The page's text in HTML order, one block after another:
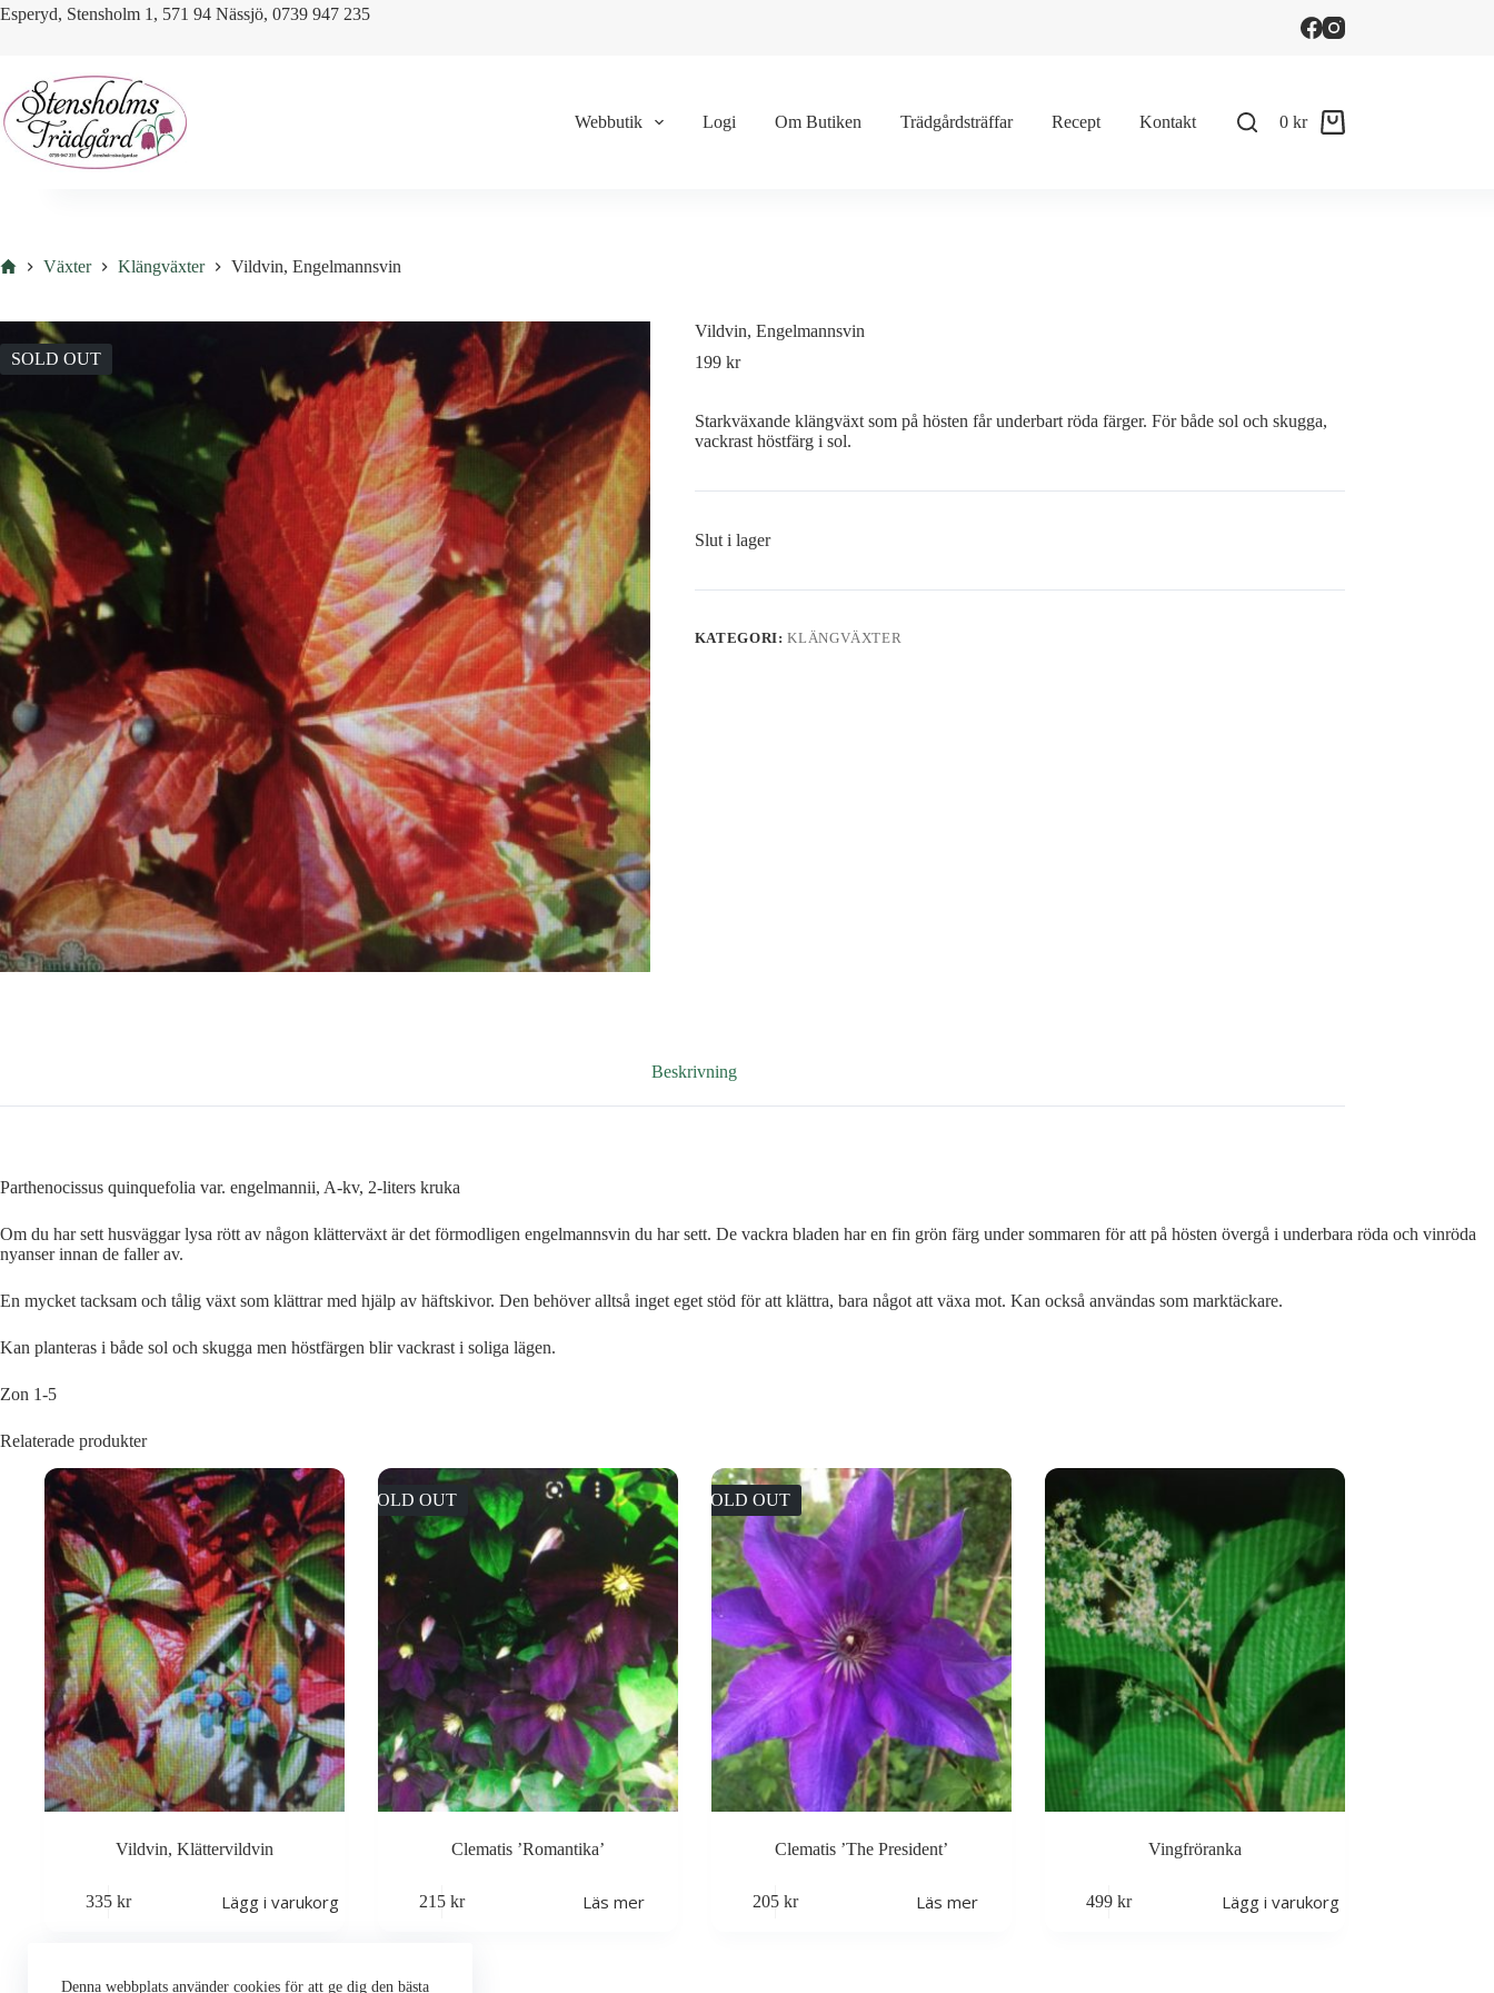
Skip
Denna webbplats använder cookies för att ge dig den bästa
Esperyd, Stensholm 1, 571 94 Nässjö, 0739 947 235
Webbutik Logi Om Butiken Trädgårdsträffar Recept Kontakt
Shopping
0kr
HemVäxter Klängväxter Vildvin, Engelmannsvin
SOLD OUT
Vildvin, Engelmannsvin
199 kr
Starkväxande klängväxt som på hösten får underbart röda färger. För både sol och skugga,
vackrast höstfärg i sol.
Slut i lager
KATEGORI:KLÄNGVÄXTER
Beskrivning
Parthenocissus quinquefolia var. engelmannii, A-kv, 2-liters kruka
Om du har sett husväggar lysa rött av någon klätterväxt är det förmodligen engelmannsvin du har sett. De vackra bladen har en fin grön färg under sommaren för att på hösten övergå i underbara röda och vinröda
nyanser innan de faller av.
En mycket tacksam och tålig växt som klättrar med hjälp av häftskivor. Den behöver alltså inget eget stöd för att klättra, bara något att växa mot. Kan också användas som marktäckare.
Kan planteras i både sol och skugga men höstfärgen blir vackrast i soliga lägen.
Zon 1-5
Relaterade produkter
Vildvin, Klättervildvin
335 kr Lägg i varukorg
SOLD OUT
Clematis ’Romantika’
215 kr Läs mer
SOLD OUT
Clematis ’The President’
205 kr Läs mer
Vingfröranka
499 kr Lägg i varukorg